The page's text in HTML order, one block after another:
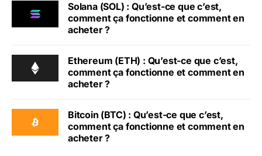
Solana (SOL) : Qu’est-ce que c’est,
comment ça fonctionne et comment en
acheter ?
Ethereum (ETH) : Qu’est-ce que c’est,
comment ça fonctionne et comment en
acheter ?
Bitcoin (BTC) : Qu’est-ce que c’est,
comment ça fonctionne et comment en
acheter ?